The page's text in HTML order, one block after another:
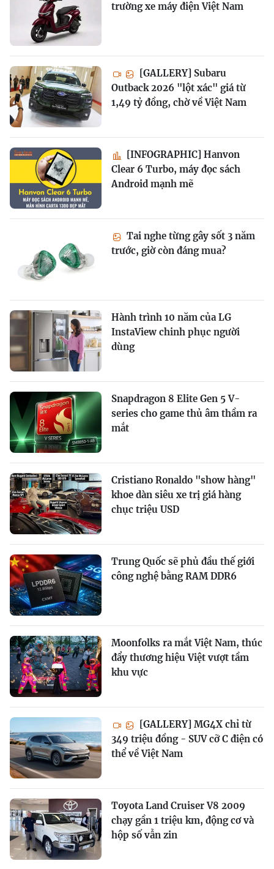
trường xe máy điện Việt Nam
[GALLERY] Subaru
Outback 2026 "lột xác" giá từ
1,49 tỷ đồng, chờ về Việt Nam
[INFOGRAPHIC] Hanvon
Clear 6 Turbo, máy đọc sách
Android mạnh mẽ
Tai nghe từng gây sốt 3 năm
trước, giờ còn đáng mua?
Hành trình 10 năm của LG
InstaView chinh phục người
dùng
Snapdragon 8 Elite Gen 5 V-
series cho game thủ âm thầm ra
mắt
Cristiano Ronaldo "show hàng"
khoe dàn siêu xe trị giá hàng
chục triệu USD
Trung Quốc sẽ phủ đầu thế giới
công nghệ bằng RAM DDR6
Moonfolks ra mắt Việt Nam, thúc
đẩy thương hiệu Việt vượt tầm
khu vực
[GALLERY] MG4X chỉ từ
349 triệu đồng - SUV cỡ C điện có
thể về Việt Nam
Toyota Land Cruiser V8 2009
chạy gần 1 triệu km, động cơ và
hộp số vẫn zin